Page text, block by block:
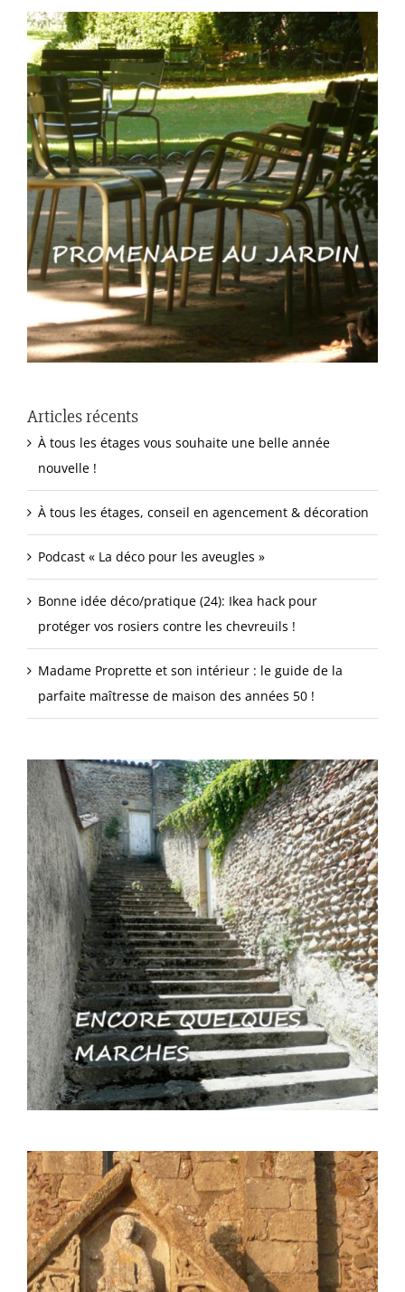
Articles récents
À tous les étages vous souhaite une belle année
nouvelle !
À tous les étages, conseil en agencement & décoration
Podcast « La déco pour les aveugles »
Bonne idée déco/pratique (24): Ikea hack pour
protéger vos rosiers contre les chevreuils !
Madame Proprette et son intérieur : le guide de la
parfaite maîtresse de maison des années 50 !